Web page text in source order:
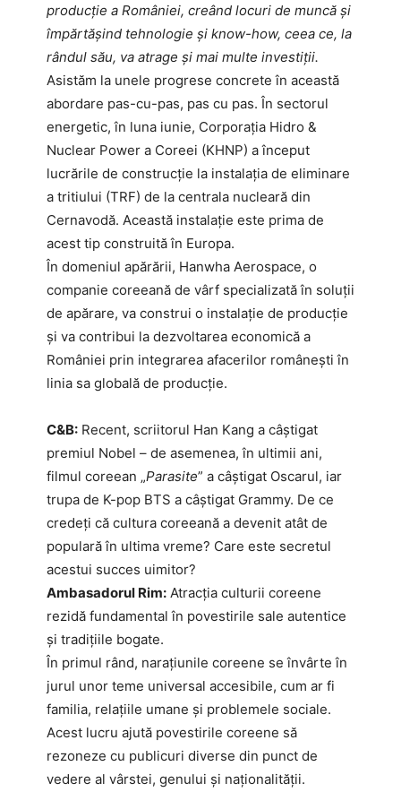
producție a României, creând locuri de muncă și
împărtășind tehnologie și know-how, ceea ce, la
rândul său, va atrage și mai multe investiții.
Asistăm la unele progrese concrete în această
abordare pas-cu-pas, pas cu pas. În sectorul
energetic, în luna iunie, Corporația Hidro &
Nuclear Power a Coreei (KHNP) a început
lucrările de construcție la instalația de eliminare
a tritiului (TRF) de la centrala nucleară din
Cernavodă. Această instalație este prima de
acest tip construită în Europa.
În domeniul apărării, Hanwha Aerospace, o
companie coreeană de vârf specializată în soluții
de apărare, va construi o instalație de producție
și va contribui la dezvoltarea economică a
României prin integrarea afacerilor românești în
linia sa globală de producție.
C&B: Recent, scriitorul Han Kang a câștigat
premiul Nobel – de asemenea, în ultimii ani,
filmul coreean „Parasite” a câștigat Oscarul, iar
trupa de K-pop BTS a câștigat Grammy. De ce
credeți că cultura coreeană a devenit atât de
populară în ultima vreme? Care este secretul
acestui succes uimitor?
Ambasadorul Rim: Atracția culturii coreene
rezidă fundamental în povestirile sale autentice
și tradițiile bogate.
În primul rând, narațiunile coreene se învârte în
jurul unor teme universal accesibile, cum ar fi
familia, relațiile umane și problemele sociale.
Acest lucru ajută povestirile coreene să
rezoneze cu publicuri diverse din punct de
vedere al vârstei, genului și naționalității.